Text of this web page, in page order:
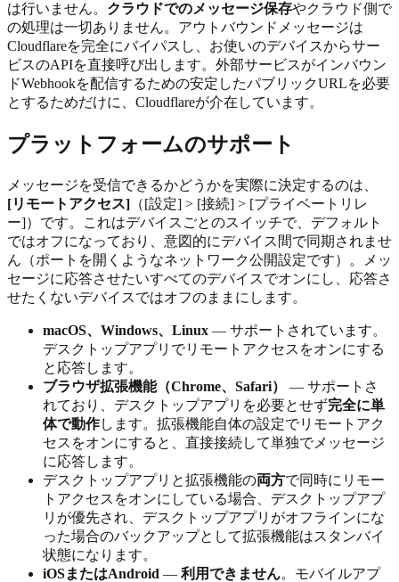
は行いません。 クラウドでのメッセージ保存やクラウド側で
の処理は一切ありません。アウトバウンドメッセージは
Cloudflareを完全にバイパスし、お使いのデバイスからサー
ビスのAPIを直接呼び出します。外部サービスがインバウン
ドWebhookを配信するための安定したパブリックURLを必要
とするためだけに、Cloudflareが介在しています。
プラットフォームのサポート
メッセージを受信できるかどうかを実際に決定するのは、
[リモートアクセス] （[設定] > [接続] > [プライベートリレ
ー]）です。これはデバイスごとのスイッチで、デフォルト
ではオフになっており、意図的にデバイス間で同期されませ
ん（ポートを開くようなネットワーク公開設定です）。メッ
セージに応答させたいすべてのデバイスでオンにし、応答さ
せたくないデバイスではオフのままにします。
macOS、Windows、Linux — サポートされています。
デスクトップアプリでリモートアクセスをオンにする
と応答します。
ブラウザ拡張機能（Chrome、Safari）
— サポートさ
れており、デスクトップアプリを必要とせず完全に単
体で動作します。拡張機能自体の設定でリモートアク
セスをオンにすると、直接接続して単独でメッセージ
に応答します。
デスクトップアプリと拡張機能の両方で同時にリモー
トアクセスをオンにしている場合、デスクトップアプ
リが優先され、デスクトップアプリがオフラインにな
った場合のバックアップとして拡張機能はスタンバイ
状態になります。
iOSまたはAndroid — 利用できません。モバイルアプ